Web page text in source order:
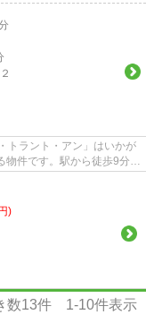
トラント・アン」はいかが
物件です。駅から徒歩9分の
)
数13件 1-10件表示